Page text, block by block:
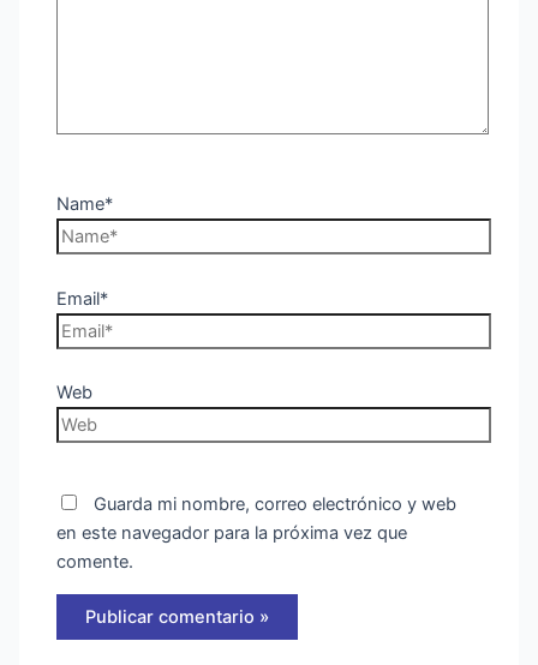
Name*
Email*
Web
Guarda mi nombre, correo electrónico y web
en este navegador para la próxima vez que
comente.